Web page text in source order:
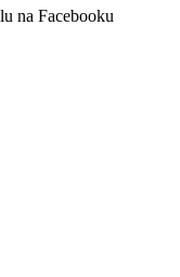
na Facebooku